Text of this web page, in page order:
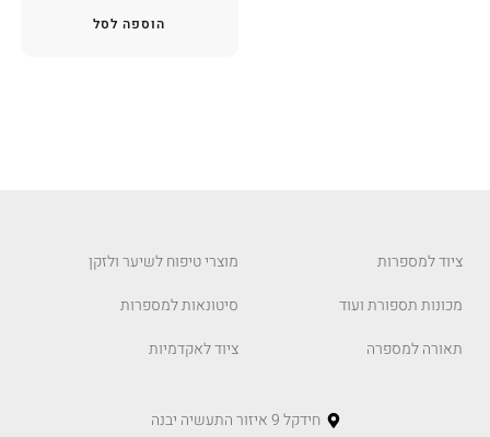
הוספה לסל
ציוד למספרות
מכונות תספורת ועוד
תאורה למספרה
מוצרי טיפוח לשיער ולזקן
סיטונאות למספרות
ציוד לאקדמיות
חידקל 9 איזור התעשיה יבנה